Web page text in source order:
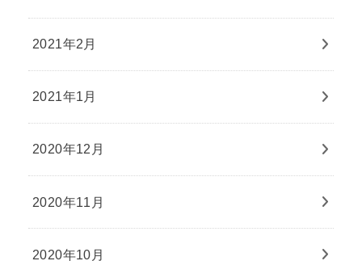
2021年2月
2021年1月
2020年12月
2020年11月
2020年10月